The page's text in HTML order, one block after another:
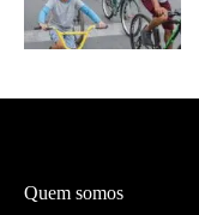
Quem somos